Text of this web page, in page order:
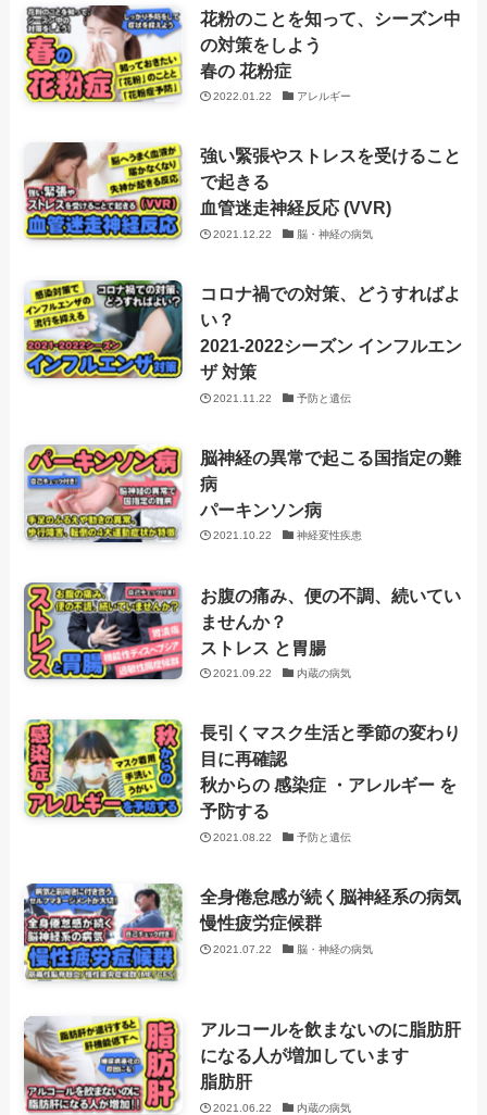
花粉のことを知って、シーズン中
の対策をしよう
春の 花粉症
2022.01.22 アレルギー
強い緊張やストレスを受けること
で起きる
血管迷走神経反応 (VVR)
2021.12.22 脳・神経の病気
コロナ禍での対策、どうすればよ
い？
2021-2022シーズン インフルエン
ザ 対策
2021.11.22 予防と遺伝
脳神経の異常で起こる国指定の難
病
パーキンソン病
2021.10.22 神経変性疾患
お腹の痛み、便の不調、続いてい
ませんか？
ストレス と胃腸
2021.09.22 内蔵の病気
長引くマスク生活と季節の変わり
目に再確認
秋からの 感染症 ・アレルギー を
予防する
2021.08.22 予防と遺伝
全身倦怠感が続く脳神経系の病気
慢性疲労症候群
2021.07.22 脳・神経の病気
アルコールを飲まないのに脂肪肝
になる人が増加しています
脂肪肝
2021.06.22 内蔵の病気